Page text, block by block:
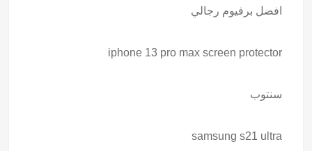
افضل برفيوم رجالي
iphone 13 pro max screen protector
سنتوب
samsung s21 ultra